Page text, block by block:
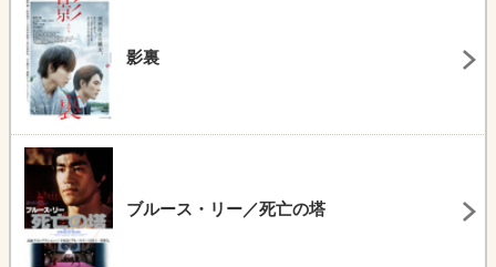
影裏
ブルース・リー／死亡の塔